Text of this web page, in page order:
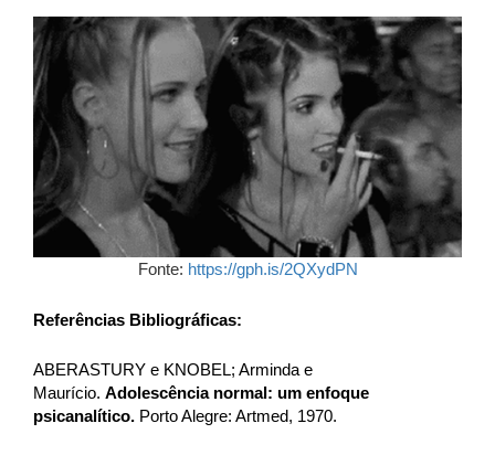
Fonte: https://gph.is/2QXydPN
Referências Bibliográficas:
ABERASTURY e KNOBEL; Arminda e
Maurício. Adolescência normal: um enfoque
psicanalítico. Porto Alegre: Artmed, 1970.